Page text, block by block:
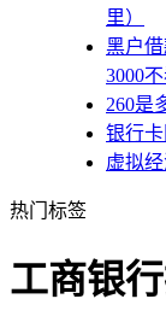
里）
黑户
3000
260是
银行
虚拟
热门标签
工商银